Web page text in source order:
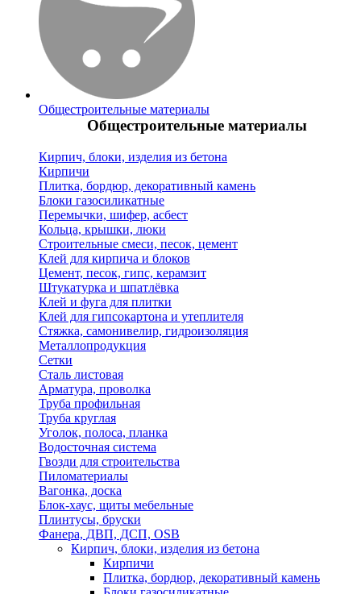
Общестроительные материалы
Общестроительные материалы
Кирпич, блоки, изделия из бетона
Кирпичи
Плитка, бордюр, декоративный камень
Блоки газосиликатные
Перемычки, шифер, асбест
Кольца, крышки, люки
Строительные смеси, песок, цемент
Клей для кирпича и блоков
Цемент, песок, гипс, керамзит
Штукатурка и шпатлёвка
Клей и фуга для плитки
Клей для гипсокартона и утеплителя
Стяжка, самонивелир, гидроизоляция
Металлопродукция
Сетки
Сталь листовая
Арматура, проволка
Труба профильная
Труба круглая
Уголок, полоса, планка
Водосточная система
Гвозди для строительства
Пиломатериалы
Вагонка, доска
Блок-хаус, щиты мебельные
Плинтусы, бруски
Фанера, ДВП, ДСП, OSB
Кирпич, блоки, изделия из бетона
Кирпичи
Плитка, бордюр, декоративный камень